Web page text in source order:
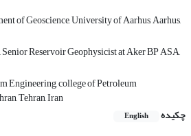
of Geoscience, University of Aarhus, Aarhus,
Reservoir Geophysicist at Aker BP ASA,
Engineering, college of Petroleum
Tehran, Iran
چکیده
English